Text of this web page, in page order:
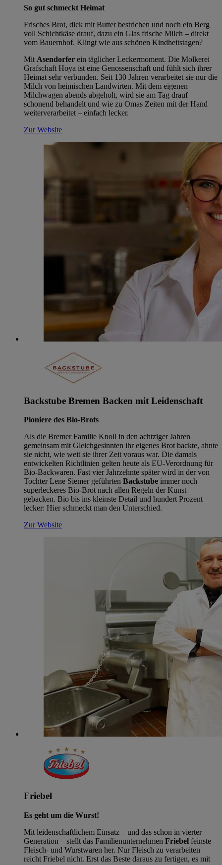
So gut schmeckt Heimat
Frisches Brot, dick mit Butter bestrichen und noch ein Berg
voll Schichtkäse drauf, dazu ein Glas frische Milch – direkt
vom Bauernhof. Klingt wie aus schönen Kindheitstagen?
Mit Asendorfer ein täglicher Leckermoment. Die Molkerei
Grafschaft Hoya ist eine Genossenschaft und fühlt sich ihrer
Heimat sehr verbunden. Seit 130 Jahren verarbeitet sie nur die
Milch von heimischen Landwirten. Mit dem eigenen
Milchwagen abends abgeholt, wird sie am Tag drauf
schonend behandelt und wie zu Omas Zeiten mit der Hand
weiterverarbeitet – einfach lecker.
Zur Website
Backstube Bremen Backen mit Leidenschaft
Pioniere des Bio-Brots
Als die Bremer Familie Knoll in den achtziger Jahren
gemeinsam mit Gleichgesinnten ihr eigenes Brot backte, ahnte
sie nicht, wie weit sie ihrer Zeit voraus war. Die damals
entwickelten Richtlinien gelten heute als EU-Verordnung für
Bio-Backwaren. Fast vier Jahrzehnte später wird in der von
Tochter Lene Siemer geführten Backstube immer noch
superleckeres Bio-Brot nach allen Regeln der Kunst
gebacken. Bio bis ins kleinste Detail und hundert Prozent
lecker: Hier schmeckt man den Unterschied.
Zur Website
Friebel
Es geht um die Wurst!
Mit leidenschaftlichem Einsatz – und das schon in vierter
Generation – stellt das Familienunternehmen Friebel feinste
Fleisch- und Wurstwaren her. Nur Fleisch zu verarbeiten
reicht Friebel nicht. Erst das Beste daraus zu fertigen, es mit